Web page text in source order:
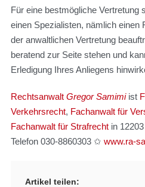
Für eine bestmögliche Vertretung
einen Spezialisten, nämlich einen
der anwaltlichen Vertretung
beratend zur Seite stehen und
Erledigung Ihres Anliegens
RechtsanwaltGregor Samimi ist
Verkehrsrecht, Fachanwalt für
Fachanwalt für Strafrecht in
Telefon 030-8860303 ✩www.ra-
Artikel teilen: